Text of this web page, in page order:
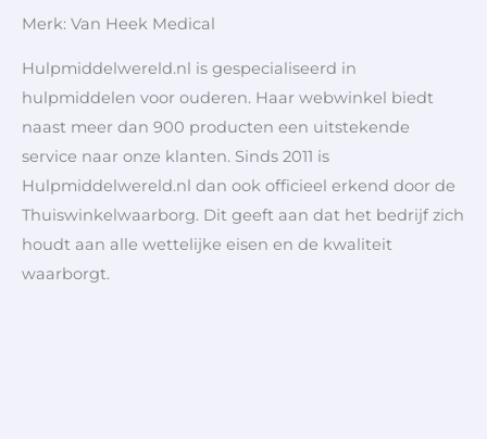
Merk: Van Heek Medical
Hulpmiddelwereld.nl is gespecialiseerd in
hulpmiddelen voor ouderen. Haar webwinkel biedt
naast meer dan 900 producten een uitstekende
service naar onze klanten. Sinds 2011 is
Hulpmiddelwereld.nl dan ook officieel erkend door de
Thuiswinkelwaarborg. Dit geeft aan dat het bedrijf zich
houdt aan alle wettelijke eisen en de kwaliteit
waarborgt.